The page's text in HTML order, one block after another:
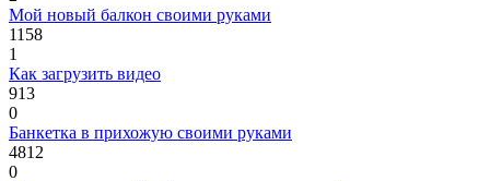
Мой новый балкон своими руками
1158
1
Как загрузить видео
913
0
Банкетка в прихожую своими руками
4812
0